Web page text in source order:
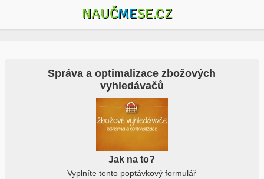
NAUČMESE.CZ
Správa a optimalizace zbožových
vyhledávačů
Jak na to?
Vyplníte tento poptávkový formulář